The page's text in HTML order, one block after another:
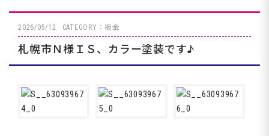
2026/05/12 CATEGORY：板金
札幌市Ｎ様ＩＳ、カラー塗装です♪